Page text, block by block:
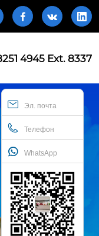
  
4945 Ext. 8337
Эл. почта
Телефон
WhatsApp